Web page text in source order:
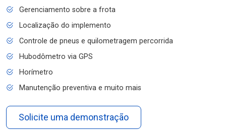
Gerenciamento sobre a frota
Localização do implemento
Controle de pneus e quilometragem percorrida
Hubodômetro via GPS
Horímetro
Manutenção preventiva e muito mais
Solicite uma demonstração